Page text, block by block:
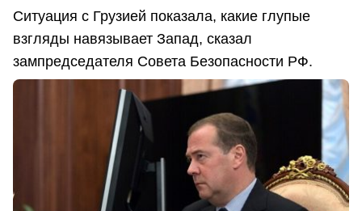
Ситуация с Грузией показала, какие глупые
взгляды навязывает Запад, сказал
зампредседателя Совета Безопасности РФ.